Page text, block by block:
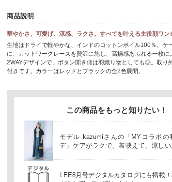
商品説明
華やかさ、可愛げ、涼感、ラクさ。すべてを叶える主役顔ワン
生地はドライで軽やかな、インドのコットンボイル100％。ケ
に、カットワークレースを贅沢に施し、高揚感あふれる一枚に
2WAYデザインで、ボタン開き側は羽織り物としても◎。取り
付きです。カラーはレッドとブラックの全2色展開。
この商品をもっと知りたい！
モデル kazumiさんの「MYコラボの
デ」ケアがラクで、着映えて、涼し
LEE8月号デジタルカタログにも掲載